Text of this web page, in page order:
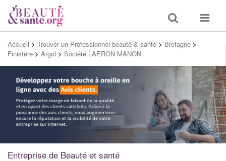
Toggle
search
Toggle
Accueil > Trouver un Professionnel beauté & santé > Bretagne >
Finistère > Argol > Société LAERON MANON
Entreprise de Beauté et santé